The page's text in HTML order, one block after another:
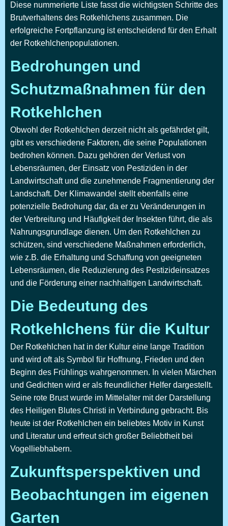
Diese nummerierte Liste fasst die wichtigsten Schritte des
Brutverhaltens des Rotkehlchens zusammen. Die
erfolgreiche Fortpflanzung ist entscheidend für den Erhalt
der Rotkehlchenpopulationen.
Bedrohungen und
Schutzmaßnahmen für den
Rotkehlchen
Obwohl der Rotkehlchen derzeit nicht als gefährdet gilt,
gibt es verschiedene Faktoren, die seine Populationen
bedrohen können. Dazu gehören der Verlust von
Lebensräumen, der Einsatz von Pestiziden in der
Landwirtschaft und die zunehmende Fragmentierung der
Landschaft. Der Klimawandel stellt ebenfalls eine
potenzielle Bedrohung dar, da er zu Veränderungen in
der Verbreitung und Häufigkeit der Insekten führt, die als
Nahrungsgrundlage dienen. Um den Rotkehlchen zu
schützen, sind verschiedene Maßnahmen erforderlich,
wie z.B. die Erhaltung und Schaffung von geeigneten
Lebensräumen, die Reduzierung des Pestizideinsatzes
und die Förderung einer nachhaltigen Landwirtschaft.
Die Bedeutung des
Rotkehlchens für die Kultur
Der Rotkehlchen hat in der Kultur eine lange Tradition
und wird oft als Symbol für Hoffnung, Frieden und den
Beginn des Frühlings wahrgenommen. In vielen Märchen
und Gedichten wird er als freundlicher Helfer dargestellt.
Seine rote Brust wurde im Mittelalter mit der Darstellung
des Heiligen Blutes Christi in Verbindung gebracht. Bis
heute ist der Rotkehlchen ein beliebtes Motiv in Kunst
und Literatur und erfreut sich großer Beliebtheit bei
Vogelliebhabern.
Zukunftsperspektiven und
Beobachtungen im eigenen
Garten